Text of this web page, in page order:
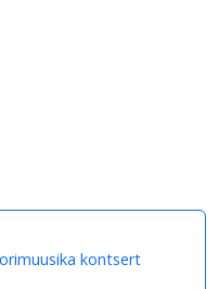
kontsert